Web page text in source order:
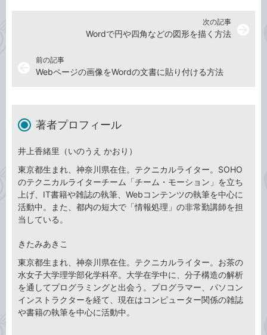
前の記事
Webページの画像をWordの文書に貼り付ける方法
次の記事
Wordで円や四角などの図形を描く方法
著者プロフィール
井上香緒里（いのうえ かおり）
東京都生まれ、神奈川県在住。テクニカルライター。SOHO
のテクニカルライターチーム「チーム・モーション」を立ち
上げ、IT書籍や雑誌の執筆、Webコンテンツの執筆を中心に
活動中。また、都内の短大で「情報処理」の非常勤講師を担
当している。
きたみあきこ
東京都生まれ、神奈川県在住。テクニカルライター。お茶の
水女子大学理学部化学科卒。大学在学中に、分子構造の解析
を通してプログラミングと出会う。プログラマー、パソコン
インストラクターを経て、現在はコンピューター関係の雑誌
や書籍の執筆を中心に活動中。